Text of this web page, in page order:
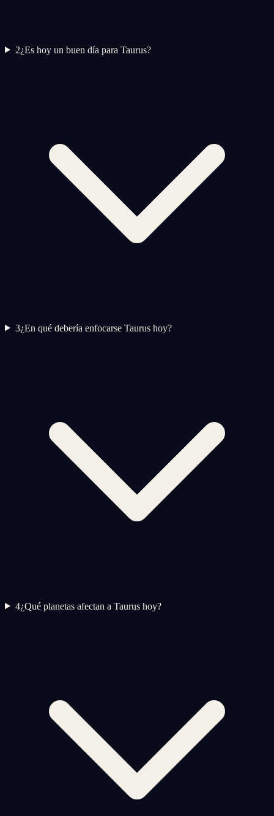
2¿Es hoy un buen día para Taurus?
3¿En qué debería enfocarse Taurus hoy?
4¿Qué planetas afectan a Taurus hoy?